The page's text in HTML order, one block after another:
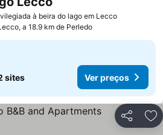
à beira do lago em Lecco
a 18.9 km de Perledo
sites Ver preços
Partilhar